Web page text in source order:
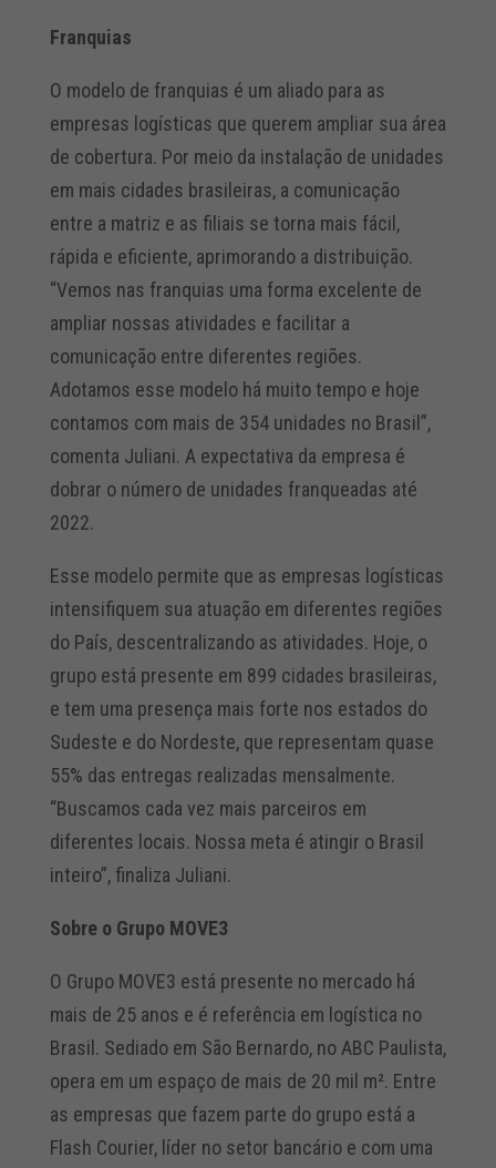
Franquias
O modelo de franquias é um aliado para as
empresas logísticas que querem ampliar sua área
de cobertura. Por meio da instalação de unidades
em mais cidades brasileiras, a comunicação
entre a matriz e as filiais se torna mais fácil,
rápida e eficiente, aprimorando a distribuição.
“Vemos nas franquias uma forma excelente de
ampliar nossas atividades e facilitar a
comunicação entre diferentes regiões.
Adotamos esse modelo há muito tempo e hoje
contamos com mais de 354 unidades no Brasil”,
comenta Juliani. A expectativa da empresa é
dobrar o número de unidades franqueadas até
2022.
Esse modelo permite que as empresas logísticas
intensifiquem sua atuação em diferentes regiões
do País, descentralizando as atividades. Hoje, o
grupo está presente em 899 cidades brasileiras,
e tem uma presença mais forte nos estados do
Sudeste e do Nordeste, que representam quase
55% das entregas realizadas mensalmente.
“Buscamos cada vez mais parceiros em
diferentes locais. Nossa meta é atingir o Brasil
inteiro”, finaliza Juliani.
Sobre o Grupo MOVE3
O Grupo MOVE3 está presente no mercado há
mais de 25 anos e é referência em logística no
Brasil. Sediado em São Bernardo, no ABC Paulista,
opera em um espaço de mais de 20 mil m². Entre
as empresas que fazem parte do grupo está a
Flash Courier, líder no setor bancário e com uma